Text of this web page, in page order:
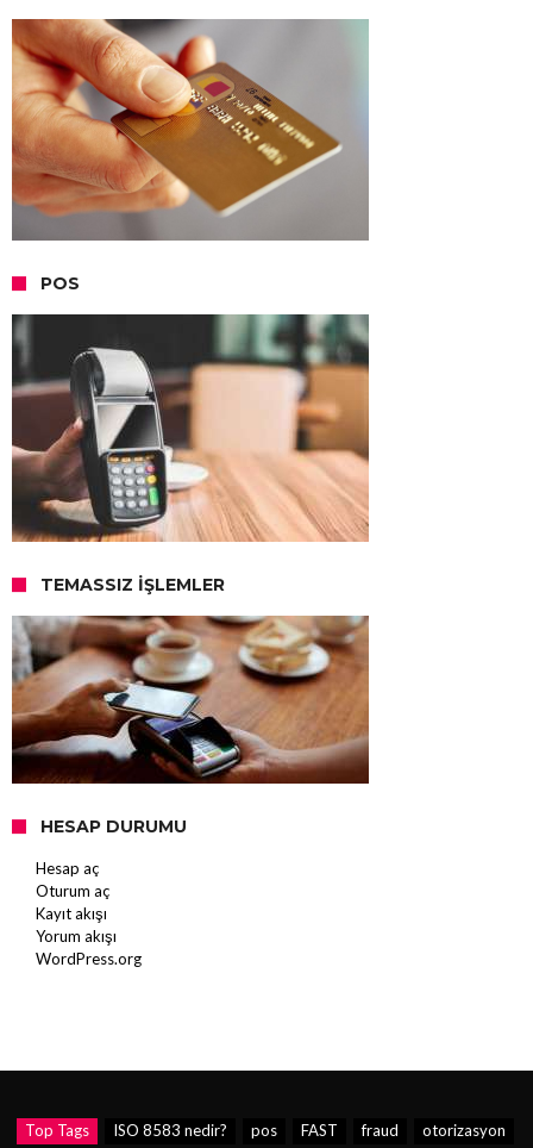
POS
TEMASSIZ İŞLEMLER
HESAP DURUMU
Hesap aç
Oturum aç
Kayıt akışı
Yorum akışı
WordPress.org
Top Tags ISO 8583 nedir? pos FAST fraud otorizasyon